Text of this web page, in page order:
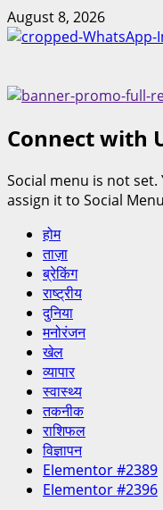
August 8, 2026
Connect with
Social menu is not
assign it to Social
होम
ताज़ा
ब्रेकिंग
राष्ट्रीय
दुनिया
मनोरंजन
खेल
व्यापार
स्वास्थ्य
तकनीक
राशिफल
विज्ञापन
Elementor #2389
Elementor #2396